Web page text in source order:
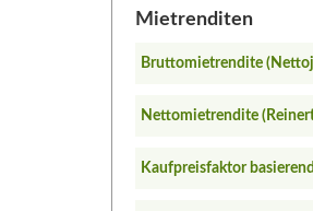
Mietrenditen
Bruttomietrendite
Nettomietrendite
Kaufpreisfaktor